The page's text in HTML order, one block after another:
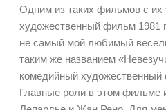
Одним из таких фильмов с их
художественный фильм 1981
не самый мой любимый
таким же названием
комедийный художественный
Главные роли в этом фильме